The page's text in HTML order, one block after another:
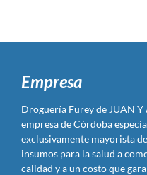
Empresa
Droguería Furey de JUAN Y
empresa de Córdoba
exclusivamente mayorista
insumos para la salud a
calidad y a un costo que